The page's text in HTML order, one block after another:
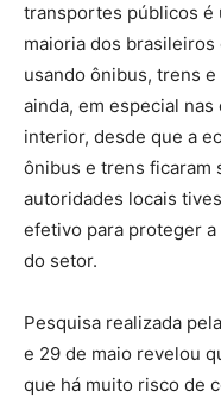
transportes públicos é
maioria dos
usando ônibus, trens
ainda, em especial
interior, desde que a
ônibus e trens ficaram
autoridades locais
efetivo para proteger
do setor.
Pesquisa realizada
e 29 de maio revelou
que há muito risco de